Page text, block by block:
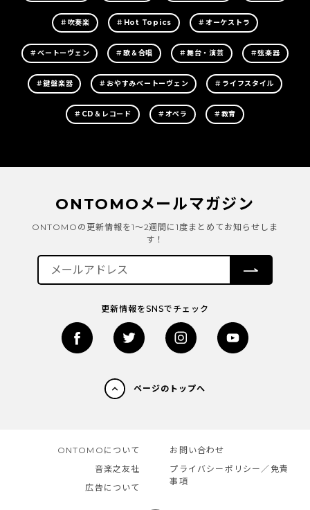
＃吹奏楽 ＃Hot Topics ＃オーケストラ
＃ベートーヴェン ＃歌＆合唱 ＃舞台・演芸 ＃弦楽器
＃鍵盤楽器 ＃おやすみベートーヴェン ＃ライフスタイル
＃CD＆レコード ＃オペラ ＃教育
ONTOMOメールマガジン
ONTOMOの更新情報を1～2週間に1度まとめてお知らせしま
す！
更新情報をSNSでチェック
ページのトップへ
ONTOMOについて
音楽之友社
広告について
お問い合わせ
プライバシーポリシー／免責
事項